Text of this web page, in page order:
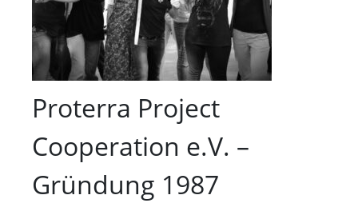
Proterra Project
Cooperation e.V. –
Gründung 1987